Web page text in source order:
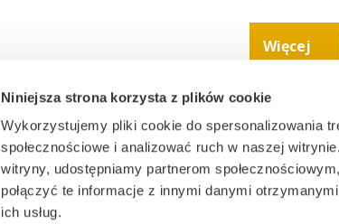
Niniejsza strona korzysta z plików cookie
Wykorzystujemy pliki cookie do spersonalizowania
społecznościowe i analizować ruch w naszej
witryny, udostępniamy partnerom
połączyć te informacje z innymi danymi
ich usług.
Więcej